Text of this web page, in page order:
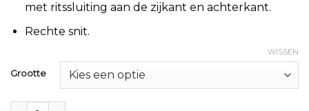
met ritssluiting aan de zijkant en achterkant.
Rechte snit.
Grootte
WISSEN
Sarouel bermuda azur beige - Qabail aantal